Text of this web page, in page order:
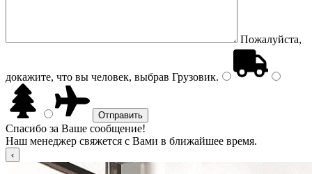
Пожалуйста,
докажите, что вы человек, выбрав Грузовик.
Спасибо за Ваше сообщение!
Наш менеджер свяжется с Вами в ближайшее время.